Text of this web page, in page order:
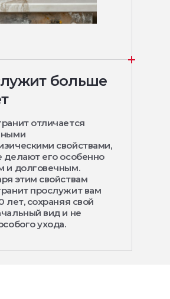
больше
отличается
свойствами,
делают его особенно
и долговечным.
этим свойствам
прослужит вам
лет, сохраняя свой
вид и не
ухода.